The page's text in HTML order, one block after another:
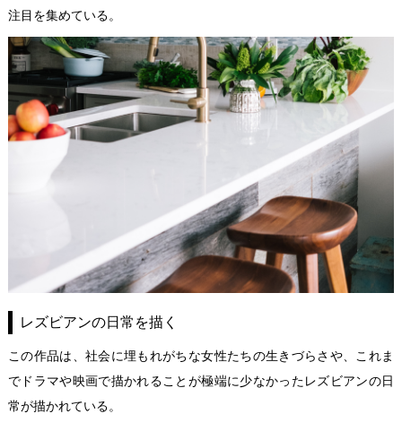
注目を集めている。
レズビアンの日常を描く
この作品は、社会に埋もれがちな女性たちの生きづらさや、これま
でドラマや映画で描かれることが極端に少なかったレズビアンの日
常が描かれている。